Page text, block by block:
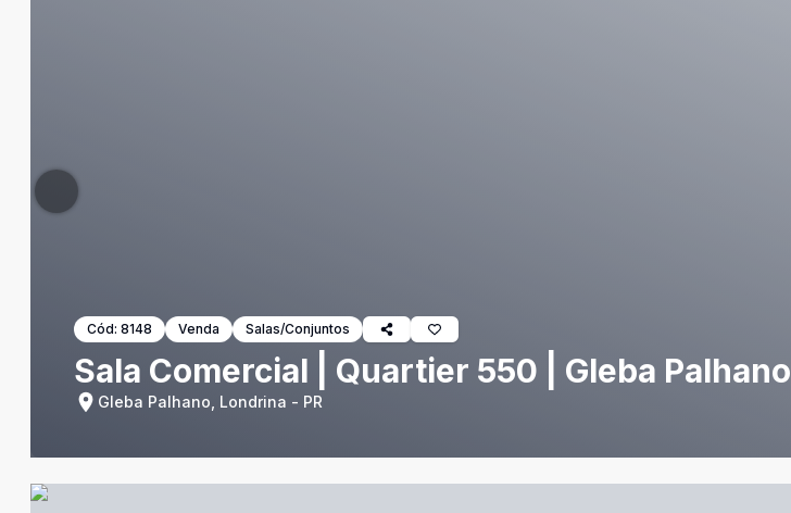
Cód: 8148 Venda Salas/Conjuntos
Sala Comercial | Quartier 550 | Gleba Palhano
Gleba Palhano, Londrina - PR